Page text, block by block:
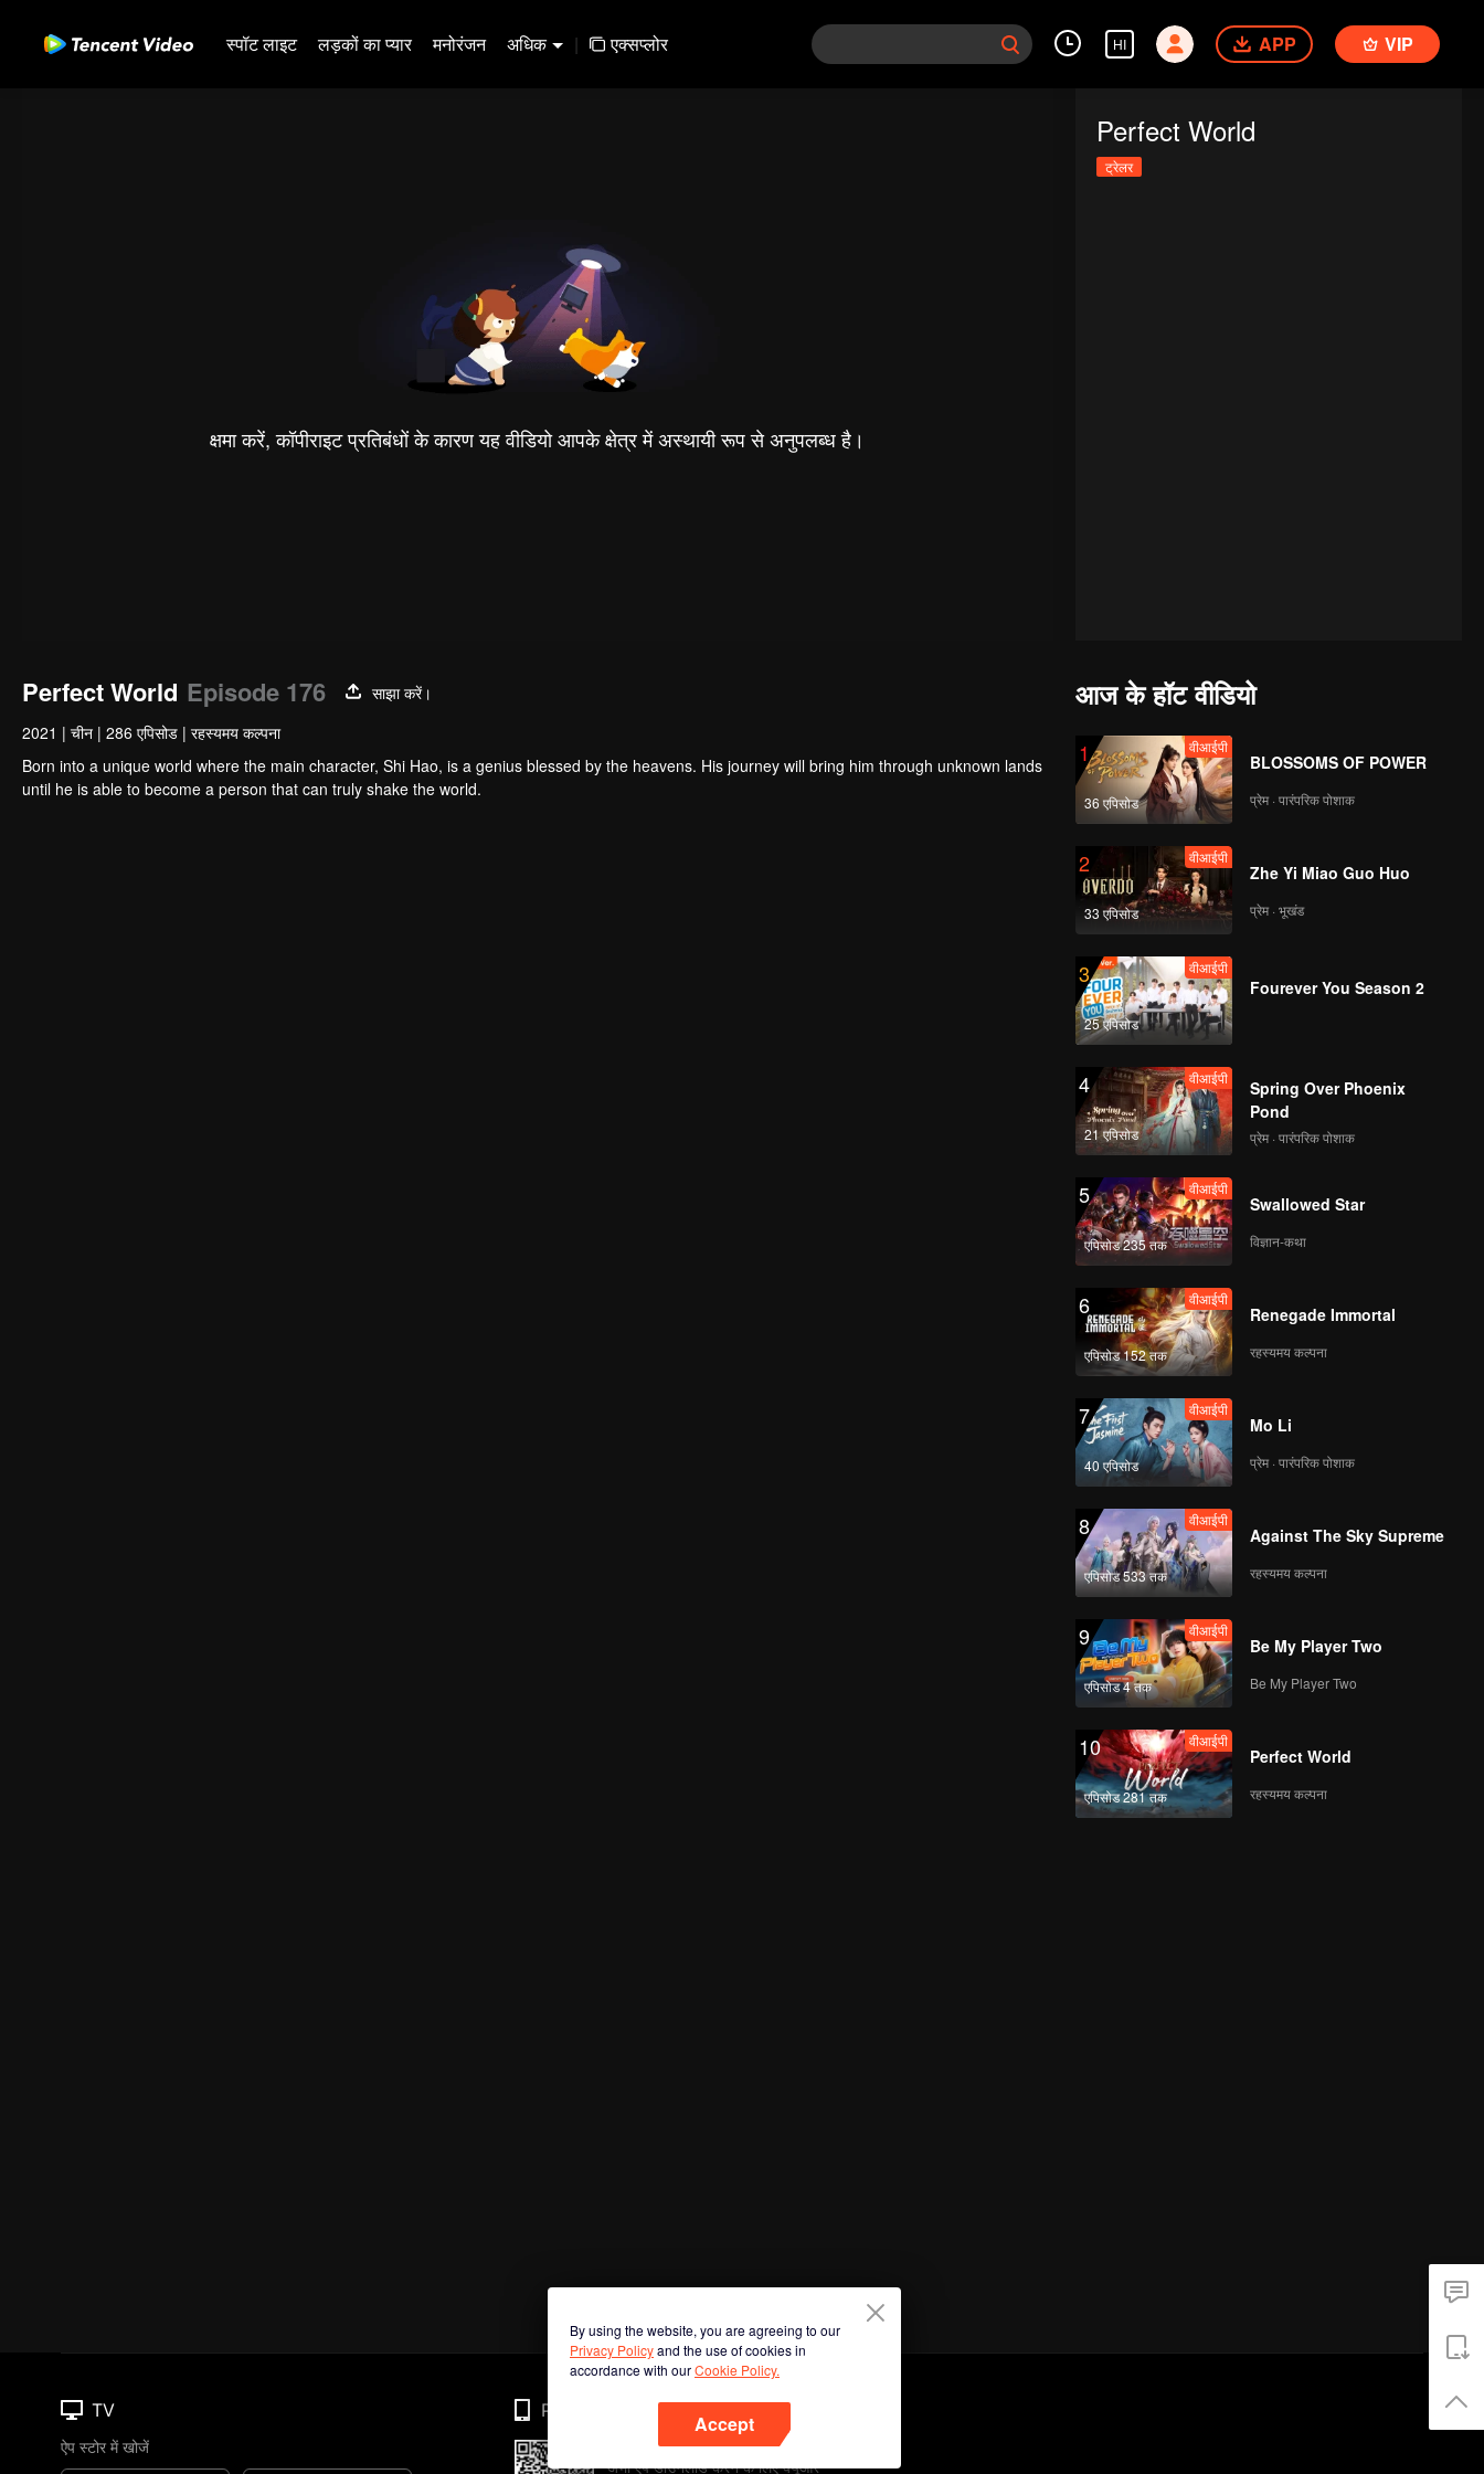
स्पॉट लाइट लड़कों का प्यार मनोरंजन अधिक | एक्सप्लोर HI APP VIP
क्षमा करें, कॉपीराइट प्रतिबंधों के कारण यह वीडियो आपके क्षेत्र में अस्थायी रूप से अनुपलब्ध है।
Perfect World
ट्रेलर
Perfect World Episode 176
साझा करें।
2021 | चीन | 286 एपिसोड | रहस्यमय कल्पना
Born into a unique world where the main character, Shi Hao, is a genius blessed by the heavens. His journey will bring him through unknown lands
until he is able to become a person that can truly shake the world.
आज के हॉट वीडियो
1
36 एपिसोड
वीआईपी
BLOSSOMS OF POWER
प्रेम · पारंपरिक पोशाक
2
33 एपिसोड
वीआईपी
Zhe Yi Miao Guo Huo
प्रेम · भूखंड
3
25 एपिसोड
वीआईपी
Fourever You Season 2
4
21 एपिसोड
वीआईपी
Spring Over Phoenix
Pond
प्रेम · पारंपरिक पोशाक
5
एपिसोड 235 तक
वीआईपी
Swallowed Star
विज्ञान-कथा
6
एपिसोड 152 तक
वीआईपी
Renegade Immortal
रहस्यमय कल्पना
7
40 एपिसोड
वीआईपी
Mo Li
प्रेम · पारंपरिक पोशाक
8
एपिसोड 533 तक
वीआईपी
Against The Sky Supreme
रहस्यमय कल्पना
9
एपिसोड 4 तक
वीआईपी
Be My Player Two
Be My Player Two
10
एपिसोड 281 तक
वीआईपी
Perfect World
रहस्यमय कल्पना
By using the website, you are agreeing to our
Privacy Policyand the use of cookies in
accordance with ourCookie Policy.
Accept
TV
ऐप स्टोर में खोजें
Phone
अभी ऐप डाउनलोड करने के लिए क्यूआर